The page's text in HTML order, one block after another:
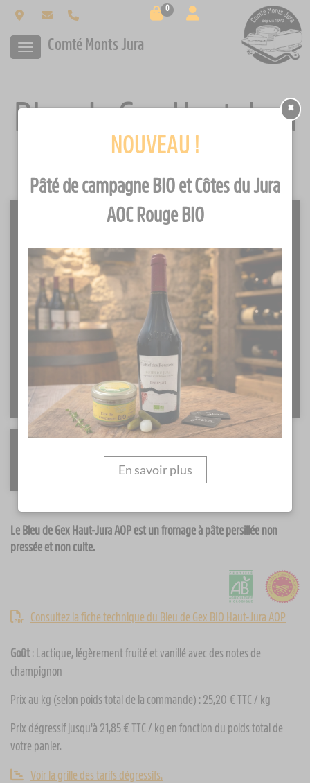
Comté Monts Jura
0
Bleu de Gex Haut-Jura
AOP BIO
Le Bleu de Gex Haut-Jura AOP est un fromage à pâte persillée non
pressée et non cuite.
Consultez la fiche technique du Bleu de Gex BIO Haut-Jura AOP
Goût : Lactique, légèrement fruité et vanillé avec des notes de
champignon
Prix au kg (selon poids total de la commande) : 25,20 € TTC / kg
Prix dégressif jusqu'à 21,85 € TTC / kg en fonction du poids total de
votre panier.
Voir la grille des tarifs dégressifs.
×
NOUVEAU !
Pâté de campagne BIO et Côtes du Jura
AOC Rouge BIO
En savoir plus